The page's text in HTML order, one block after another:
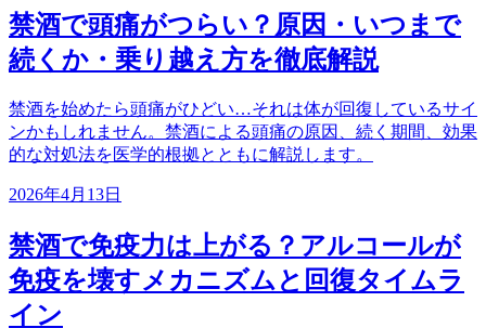
禁酒で頭痛がつらい？原因・いつまで
続くか・乗り越え方を徹底解説
禁酒を始めたら頭痛がひどい…それは体が回復しているサイ
ンかもしれません。禁酒による頭痛の原因、続く期間、効果
的な対処法を医学的根拠とともに解説します。
2026年4月13日
禁酒で免疫力は上がる？アルコールが
免疫を壊すメカニズムと回復タイムラ
イン